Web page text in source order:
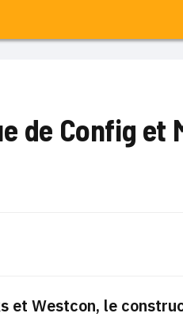
de Config et
et Westcon, le